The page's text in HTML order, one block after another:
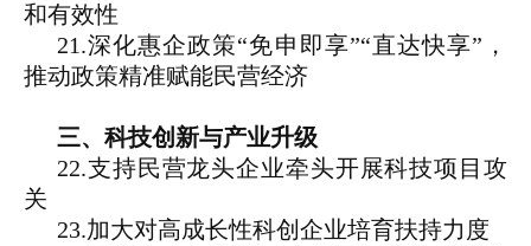
和有效性
21.深化惠企政策“免申即享”“直达快享”，
推动政策精准赋能民营经济
三、科技创新与产业升级
22.支持民营龙头企业牵头开展科技项目攻
关
23.加大对高成长性科创企业培育扶持力度